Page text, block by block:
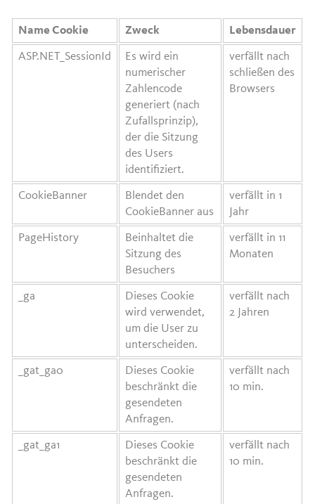
Name Cookie Zweck Lebensdauer
ASP.NET_SessionId
Es wird ein
numerischer
Zahlencode
generiert (nach
Zufallsprinzip),
der die Sitzung
des Users
identifiziert.
verfällt nach
schließen des
Browsers
CookieBanner
Blendet den
CookieBanner aus
verfällt in 1
Jahr
PageHistory
Beinhaltet die
Sitzung des
Besuchers
verfällt in 11
Monaten
_ga
Dieses Cookie
wird verwendet,
um die User zu
unterscheiden.
verfällt nach
2 Jahren
_gat_ga0
Dieses Cookie
beschränkt die
gesendeten
Anfragen.
verfällt nach
10 min.
_gat_ga1
Dieses Cookie
beschränkt die
gesendeten
Anfragen.
verfällt nach
10 min.